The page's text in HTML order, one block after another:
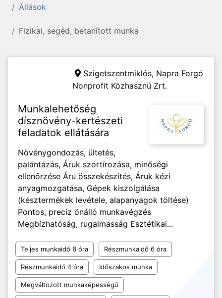
Állások
Fizikai, segéd, betanított munka
Szigetszentmiklós, Napra Forgó
Nonprofit Közhasznú Zrt.
Munkalehetőség
dísznövény-kertészeti
feladatok ellátására
Növénygondozás, ültetés,
palántázás, Áruk szortírozása, minőségi
ellenőrzése Áru összekészítés, Áruk kézi
anyagmozgatása, Gépek kiszolgálása
(késztermékek levétele, alapanyagok töltése)
Pontos, precíz önálló munkavégzés
Megbízhatóság, rugalmasság Esztétikai...
Teljes munkaidő 8 óra Részmunkaidő 6 óra
Részmunkaidő 4 óra Időszakos munka
Megváltozott munkaképességű